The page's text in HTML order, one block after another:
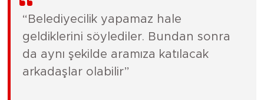
“Belediyecilik yapamaz hale
geldiklerini söylediler. Bundan sonra
da aynı şekilde aramıza katılacak
arkadaşlar olabilir”